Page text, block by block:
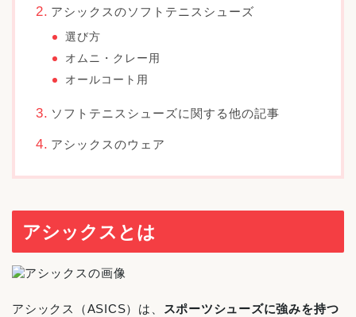
アシックスのソフトテニスシューズ
選び方
オムニ・クレー用
オールコート用
ソフトテニスシューズに関する他の記事
アシックスのウェア
アシックスとは
アシックス（ASICS）は、 スポーツシューズに強みを持つ